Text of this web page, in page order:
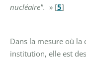
nucléaire". » [5]
Dans la mesure où la
institution, elle est